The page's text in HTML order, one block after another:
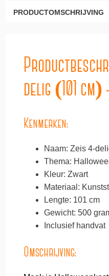
PRODUCTOMSCHRIJVING
delig (101
Kenmerken:
Naam: Zeis 4-
Thema:
Kleur: Zwart
Materiaal:
Lengte: 101 cm
Gewicht: 500
Inclusief handvat
Omschrijving: